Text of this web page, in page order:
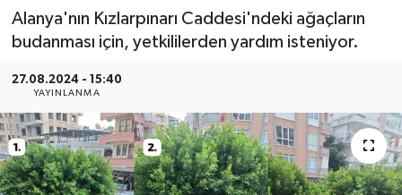
Alanya'nın Kızlarpınarı Caddesi'ndeki ağaçların
budanması için, yetkililerden yardım isteniyor.
27.08.2024 - 15:40
YAYINLANMA
Ekonomi
Haber Arşivi